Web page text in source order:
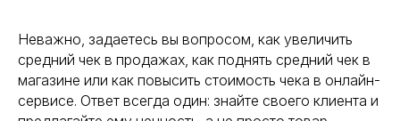
Неважно, задаетесь вы вопросом, как увеличить
средний чек в продажах, как поднять средний чек в
магазине или как повысить стоимость чека в онлайн-
сервисе. Ответ всегда один: знайте своего клиента и
Контакты
Наименование организации